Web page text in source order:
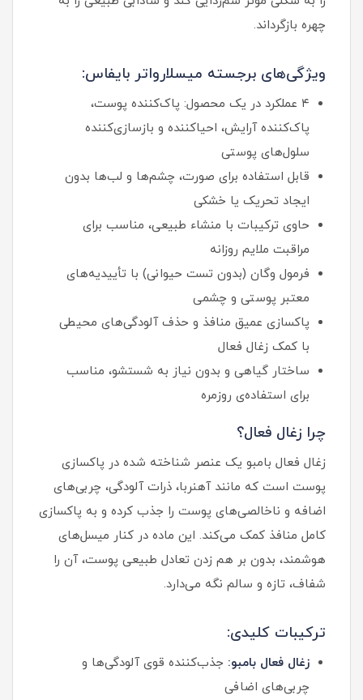
چهره بازگرداند.
ویژگی‌های برجسته میسلارواتر بایفاس:
۴ عملکرد در یک محصول: پاک‌کننده پوست،
پاک‌کننده آرایش، احیاکننده و بازسازی‌کننده
سلول‌های پوستی
قابل استفاده برای صورت، چشم‌ها و لب‌ها بدون
ایجاد تحریک یا خشکی
حاوی ترکیبات با منشاء طبیعی، مناسب برای
مراقبت ملایم روزانه
فرمول وگان (بدون تست حیوانی) با تأییدیه‌های
معتبر پوستی و چشمی
پاکسازی عمیق منافذ و حذف آلودگی‌های محیطی
با کمک زغال فعال
ساختار گیاهی و بدون نیاز به شستشو، مناسب
برای استفاده‌ی روزمره
چرا زغال فعال؟
زغال فعال بامبو یک عنصر شناخته شده در پاکسازی
پوست است که مانند آهنربا، ذرات آلودگی، چربی‌های
اضافه و ناخالصی‌های پوست را جذب کرده و به پاکسازی
کامل منافذ کمک می‌کند. این ماده در کنار میسل‌های
هوشمند، بدون بر هم زدن تعادل طبیعی پوست، آن را
شفاف، تازه و سالم نگه می‌دارد.
ترکیبات کلیدی:
زغال فعال بامبو: جذب‌کننده قوی آلودگی‌ها و
چربی‌های اضافی